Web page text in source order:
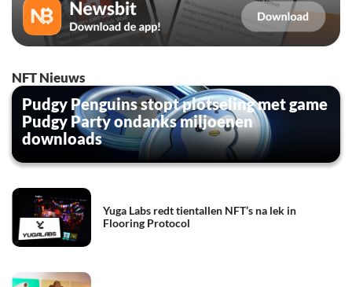
NFT Nieuws
Pudgy Penguins stopt plotseling met game
Pudgy Party ondanks miljoenen
downloads
Yuga Labs redt tientallen NFT’s na lek in
Flooring Protocol